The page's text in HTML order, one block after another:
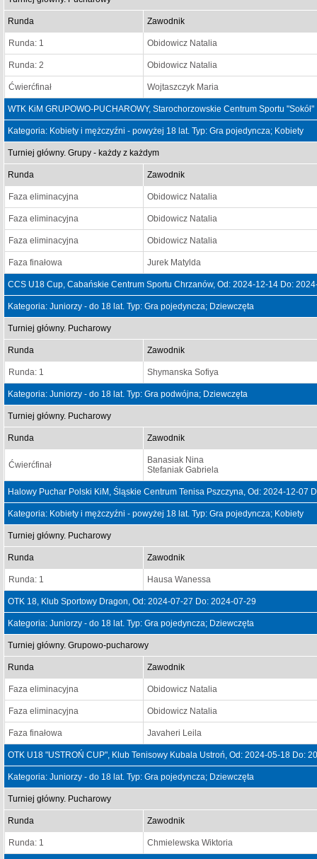
Runda Zawodnik
Runda: 1 Obidowicz Natalia
Runda: 2 Obidowicz Natalia
Ćwierćfinał Wojtaszczyk Maria
WTK KiM GRUPOWO-PUCHAROWY, Starochorzowskie Centrum Sportu
Kategoria: Kobiety i mężczyźni - powyżej 18 lat. Typ: Gra pojedyncza; Kobiety
Turniej główny. Grupy - każdy z każdym
Runda Zawodnik
Faza eliminacyjna Obidowicz Natalia
Faza eliminacyjna Obidowicz Natalia
Faza eliminacyjna Obidowicz Natalia
Faza finałowa Jurek Matylda
CCS U18 Cup, Cabańskie Centrum Sportu Chrzanów, Od: 2024-12-14 Do:
Kategoria: Juniorzy - do 18 lat. Typ: Gra pojedyncza; Dziewczęta
Turniej główny. Pucharowy
Runda Zawodnik
Runda: 1 Shymanska Sofiya
Kategoria: Juniorzy - do 18 lat. Typ: Gra podwójna; Dziewczęta
Turniej główny. Pucharowy
Runda Zawodnik
Ćwierćfinał
Banasiak Nina
Stefaniak Gabriela
Halowy Puchar Polski KiM, Śląskie Centrum Tenisa Pszczyna, Od: 2024-12-07
Kategoria: Kobiety i mężczyźni - powyżej 18 lat. Typ: Gra pojedyncza; Kobiety
Turniej główny. Pucharowy
Runda Zawodnik
Runda: 1 Hausa Wanessa
OTK 18, Klub Sportowy Dragon, Od: 2024-07-27 Do: 2024-07-29
Kategoria: Juniorzy - do 18 lat. Typ: Gra pojedyncza; Dziewczęta
Turniej główny. Grupowo-pucharowy
Runda Zawodnik
Faza eliminacyjna Obidowicz Natalia
Faza eliminacyjna Obidowicz Natalia
Faza finałowa Javaheri Leila
OTK U18 "USTROŃ CUP", Klub Tenisowy Kubala Ustroń, Od: 2024-05-18 Do:
Kategoria: Juniorzy - do 18 lat. Typ: Gra pojedyncza; Dziewczęta
Turniej główny. Pucharowy
Runda Zawodnik
Runda: 1 Chmielewska Wiktoria